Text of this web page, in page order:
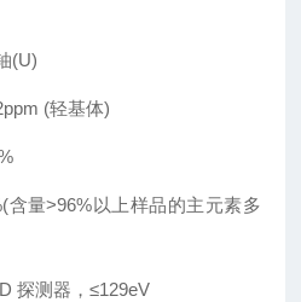
(U)
(轻基体)
含量>96%以上样品的主元素多
探测器，≤129eV